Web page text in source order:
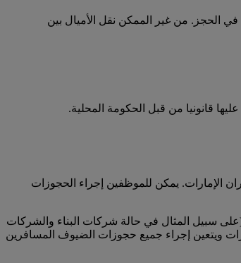
الحجز. من غير الممكن نقل الأميال بين
قانونيا من قبل الحكومة المحلية.
الإمارات. يمكن للموظفين إجراء الحجوزات
سبيل المثال في حالة شركات البناء والشركات
ويتعين إجراء جميع حجوزات الضيوف المسافرين